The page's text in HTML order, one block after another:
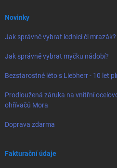
Novinky
Jak správně vybrat lednici či mrazák?
Jak správně vybrat myčku nádobí?
Bezstarostné léto s Liebherr - 10 let
Prodloužená záruka na vnitřní
ohřívačů Mora
Doprava zdarma
Fakturační údaje